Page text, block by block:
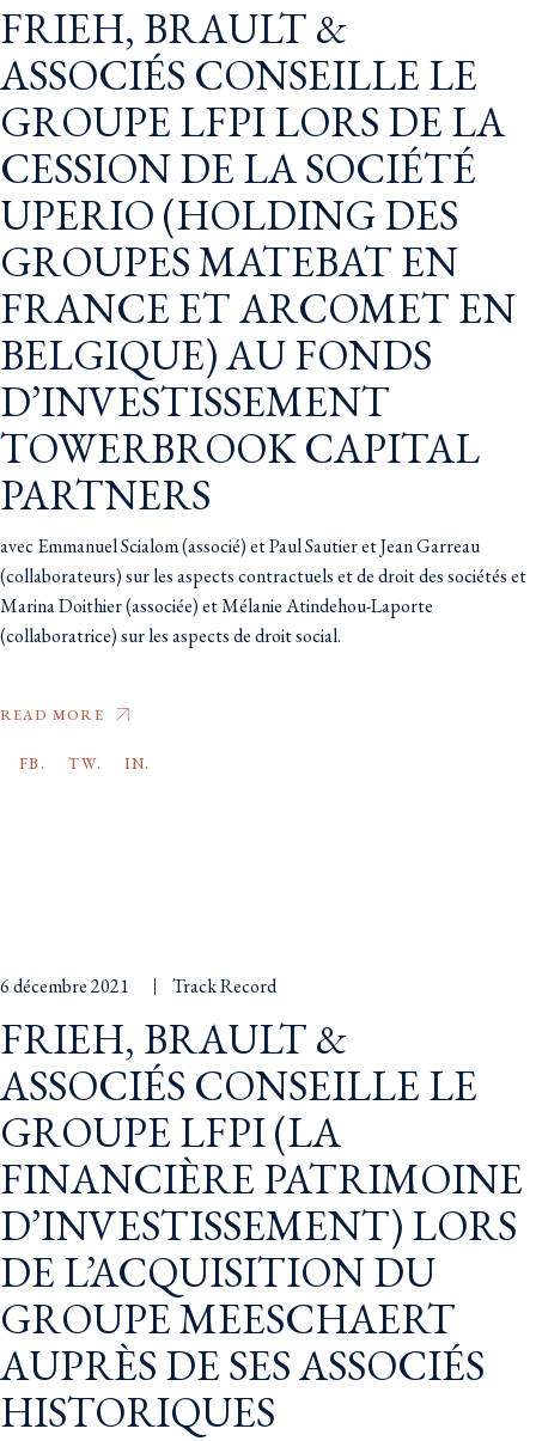
FRIEH, BRAULT &
ASSOCIÉS CONSEILLE LE
GROUPE LFPI LORS DE LA
CESSION DE LA SOCIÉTÉ
UPERIO (HOLDING DES
GROUPES MATEBAT EN
FRANCE ET ARCOMET EN
BELGIQUE) AU FONDS
D’INVESTISSEMENT
TOWERBROOK CAPITAL
PARTNERS
avec Emmanuel Scialom (associé) et Paul Sautier et Jean Garreau
(collaborateurs) sur les aspects contractuels et de droit des sociétés et
Marina Doithier (associée) et Mélanie Atindehou-Laporte
(collaboratrice) sur les aspects de droit social.
READ MORE
FB. TW. IN.
6 décembre 2021 Track Record
FRIEH, BRAULT &
ASSOCIÉS CONSEILLE LE
GROUPE LFPI (LA
FINANCIÈRE PATRIMOINE
D’INVESTISSEMENT) LORS
DE L’ACQUISITION DU
GROUPE MEESCHAERT
AUPRÈS DE SES ASSOCIÉS
HISTORIQUES